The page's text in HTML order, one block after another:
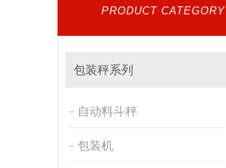
PRODUCT CATEGORY
包装秤系列
自动料斗秤
包装机